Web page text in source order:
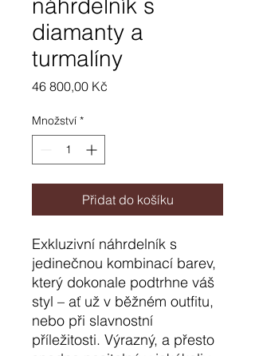
náhrdelník s
diamanty a
turmalíny
46 800,00 Kč
Množství *
Přidat do košíku
Exkluzivní náhrdelník s
jedinečnou kombinací barev,
který dokonale podtrhne váš
styl – ať už v běžném outfitu,
nebo při slavnostní
příležitosti. Výrazný, a přesto